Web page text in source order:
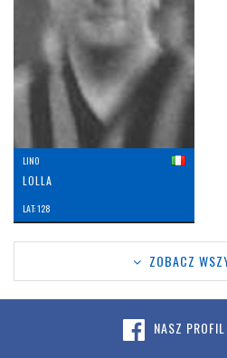
LINO
LOLLA
LAT: 128
ZOBACZ
NASZ